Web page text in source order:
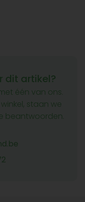
dit artikel?
één van ons.
staan we
beantwoorden.